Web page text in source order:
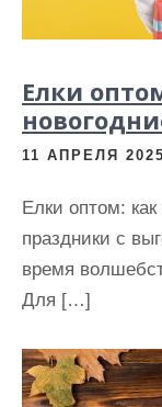
Елки
11 АПРЕЛЯ 2025
Елки оптом:
праздники с
время
Для […]